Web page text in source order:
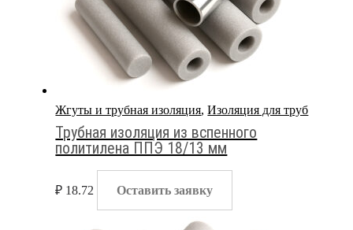
Жгуты и трубная изоляция,Изоляция для труб
Трубная изоляция из вспенного
политилена ППЭ 18/13 мм
₽ 18.72 Оставить заявку